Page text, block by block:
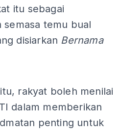
itu sebagai
semasa temu bual
disiarkan Bernama
rakyat boleh menilai
dalam memberikan
penting untuk